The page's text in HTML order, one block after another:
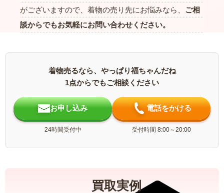
がございますので、着物の売り先にお悩みなら、 ご相
談からでもお気軽にお問い合わせください。
着物売るなら、やっぱり福ちゃんだね
1点からでもご相談ください
お申し込み
24時間受付中
電話をかける
受付時間 8:00～20:00
買取実例